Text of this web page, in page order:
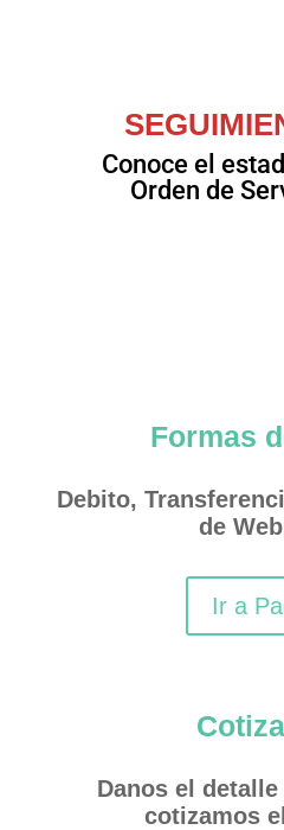
Conoce el
Orden de
Formas
Debito,
de
Ir a
Danos el
cotizamos